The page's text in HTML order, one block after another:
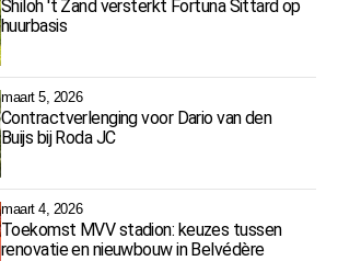
Shiloh 't Zand versterkt Fortuna Sittard op
huurbasis
maart 5, 2026
Contractverlenging voor Dario van den
Buijs bij Roda JC
maart 4, 2026
Toekomst MVV stadion: keuzes tussen
renovatie en nieuwbouw in Belvédère